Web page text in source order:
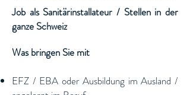
Job als Sanitärinstallateur / Stellen in der
ganze Schweiz
Was bringen Sie mit
EFZ / EBA oder Ausbildung im Ausland /